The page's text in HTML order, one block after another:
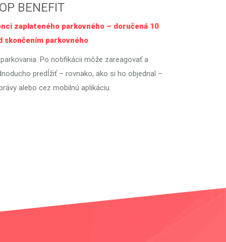
BENEFIT
zaplateného parkovného – doručená 10
skončením parkovného
Po notifikácii môže zareagovať a
predĺžiť – rovnako, ako si ho objednal –
alebo cez mobilnú aplikáciu.